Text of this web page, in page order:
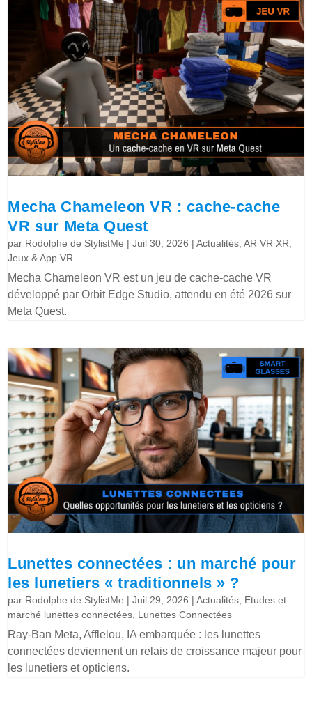
Mecha Chameleon VR : cache-cache
VR sur Meta Quest
par Rodolphe de StylistMe |Juil 30, 2026 |Actualités ,AR VR XR
Jeux & App VR
Mecha Chameleon VR est un jeu de cache-cache VR
développé par Orbit Edge Studio, attendu en été 2026 sur
Meta Quest.
Lunettes connectées : un marché pour
les lunetiers « traditionnels » ?
par Rodolphe de StylistMe |Juil 29, 2026 |Actualités Etudes et
marché lunettes connectées Lunettes Connectées
Ray-Ban Meta, Afflelou, IA embarquée : les lunettes
connectées deviennent un relais de croissance majeur pour
les lunetiers et opticiens.